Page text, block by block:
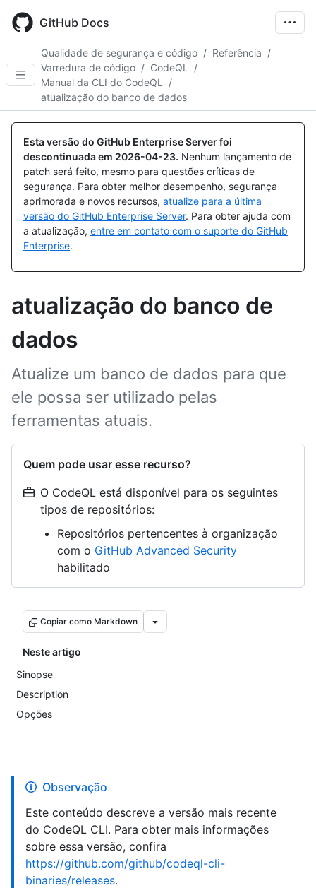
main
GitHub Docs
Qualidade de segurança e código / Referência /
Varredura de código / CodeQL
/
Manual da CLI do CodeQL
/
atualização do banco de dados
Esta versão do GitHub Enterprise Server foi
descontinuada em 2026-04-23. Nenhum lançamento de
patch será feito, mesmo para questões críticas de
segurança. Para obter melhor desempenho, segurança
aprimorada e novos recursos, atualize para a última
versão do GitHub Enterprise Server. Para obter ajuda com
a atualização, entre em contato com o suporte do GitHub
Enterprise.
atualização do banco de
dados
Atualize um banco de dados para que
ele possa ser utilizado pelas
ferramentas atuais.
Quem pode usar esse recurso?
O CodeQL está disponível para os seguintes
tipos de repositórios:
Repositórios pertencentes à organização
com o GitHub Advanced Security
habilitado
Copiar como Markdown
Neste artigo
Sinopse
Description
Opções
Observação
Este conteúdo descreve a versão mais recente
do CodeQL CLI. Para obter mais informações
sobre essa versão, confira
https://github.com/github/codeql-cli-
binaries/releases.